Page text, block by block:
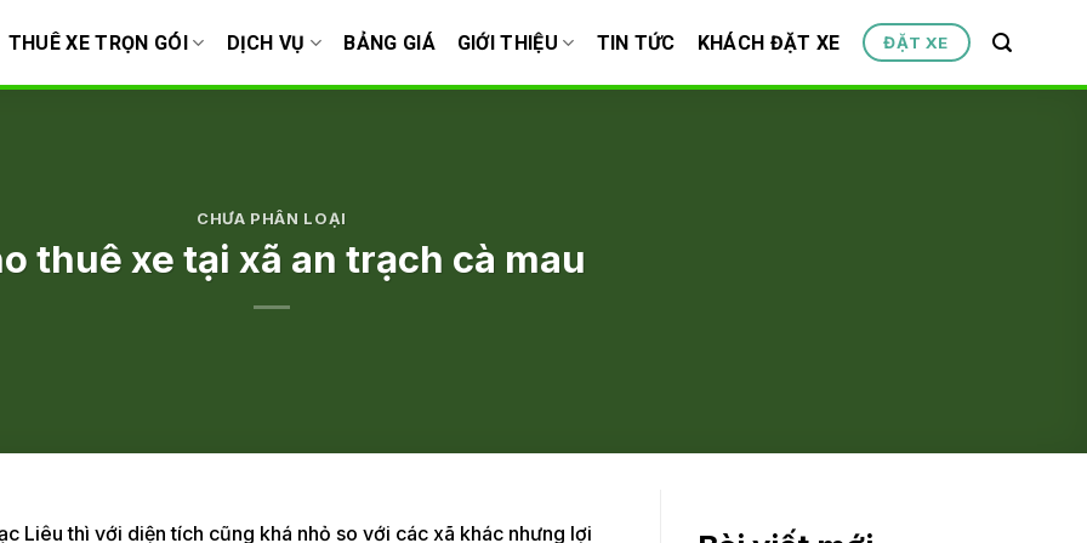
THUÊ XE TRỌN GÓI DỊCH VỤ BẢNG GIÁ GIỚI THIỆU TIN TỨC KHÁCH ĐẶT XE ĐẶT XE
CHƯA PHÂN LOẠI
thuê xe tại xã an trạch cà mau
Liêu thì với diện tích cũng khá nhỏ so với các xã khác nhưng lợi